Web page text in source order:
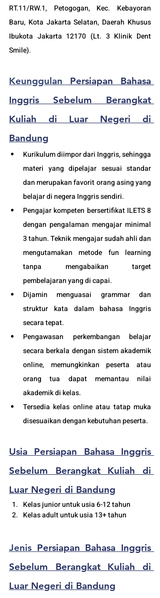
RT.11/RW.1, Petogogan, Kec. Kebayoran
Baru, Kota Jakarta Selatan, Daerah Khusus
Ibukota Jakarta 12170 (Lt. 3 Klinik Dent
Smile).
Keunggulan Persiapan Bahasa
Inggris Sebelum Berangkat
Kuliah di Luar Negeri di
Bandung
Kurikulum diimpor dari Inggris, sehingga
materi yang dipelajar sesuai standar
dan merupakan favorit orang asing yang
belajar di negera Inggris sendiri.
Pengajar kompeten bersertifikat ILETS 8
dengan pengalaman mengajar minimal
3 tahun. Teknik mengajar sudah ahli dan
mengutamakan metode fun learning
tanpa mengabaikan target
pembelajaran yang di capai.
Dijamin menguasai grammar dan
struktur kata dalam bahasa Inggris
secara tepat.
Pengawasan perkembangan belajar
secara berkala dengan sistem akademik
online, memungkinkan peserta atau
orang tua dapat memantau nilai
akademik di kelas.
Tersedia kelas online atau tatap muka
disesuaikan dengan kebutuhan peserta.
Usia Persiapan Bahasa Inggris
Sebelum Berangkat Kuliah di
Luar Negeri di Bandung
Kelas junior untuk usia 6-12 tahun
Kelas adult untuk usia 13+ tahun
Jenis Persiapan Bahasa Inggris
Sebelum Berangkat Kuliah di
Luar Negeri di Bandung